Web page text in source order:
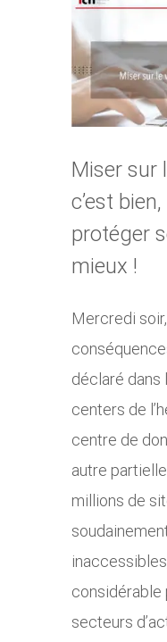
Voir
l'image
agrandie
Miser sur
c’est
protéger
mieux !
Mercredi
déclaré dans
centers de
centre de
autre
millions de
considérable
secteurs